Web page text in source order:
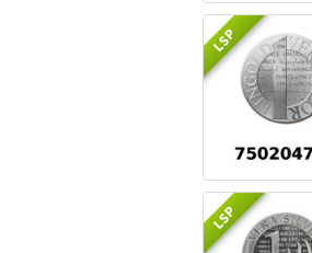
LSP
LSP